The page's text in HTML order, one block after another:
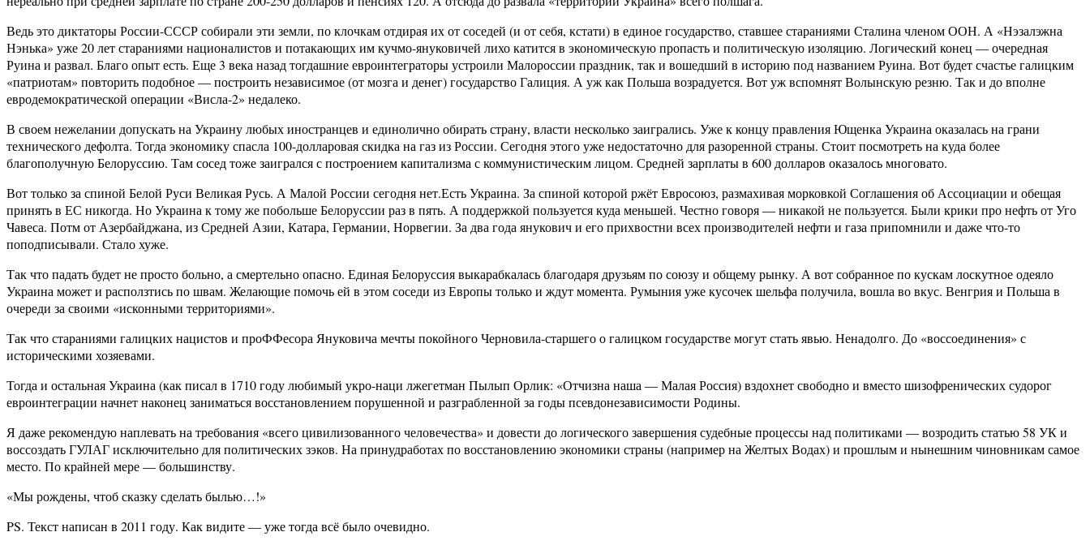
Ведь это диктаторы России-СССР собирали эти земли, по клочкам отдирая их от соседей (и от себя, кстати) в единое государство, ставшее стараниями Сталина членом ООН. А «Нэзалэжна
Нэнька» уже 20 лет стараниями националистов и потакающих им кучмо-януковичей лихо катится в экономическую пропасть и политическую изоляцию. Логический конец — очередная
Руина и развал. Благо опыт есть. Еще 3 века назад тогдашние евроинтеграторы устроили Малороссии праздник, так и вошедший в историю под названием Руина. Вот будет счастье галицким
«патриотам» повторить подобное — построить независимое (от мозга и денег) государство Галиция. А уж как Польша возрадуется. Вот уж вспомнят Волынскую резню. Так и до вполне
евродемократической операции «Висла-2» недалеко.
В своем нежелании допускать на Украину любых иностранцев и единолично обирать страну, власти несколько заигрались. Уже к концу правления Ющенка Украина оказалась на грани
технического дефолта. Тогда экономику спасла 100-долларовая скидка на газ из России. Сегодня этого уже недостаточно для разоренной страны. Стоит посмотреть на куда более
благополучную Белоруссию. Там сосед тоже заигрался с построением капитализма с коммунистическим лицом. Средней зарплаты в 600 долларов оказалось многовато.
Вот только за спиной Белой Руси Великая Русь. А Малой России сегодня нет.Есть Украина. За спиной которой ржёт Евросоюз, размахивая морковкой Соглашения об Ассоциации и обещая
принять в ЕС никогда. Но Украина к тому же побольше Белоруссии раз в пять. А поддержкой пользуется куда меньшей. Честно говоря — никакой не пользуется. Были крики про нефть от Уго
Чавеса. Потм от Азербайджана, из Средней Азии, Катара, Германии, Норвегии. За два года янукович и его прихвостни всех производителей нефти и газа припомнили и даже что-то
поподписывали. Стало хуже.
Так что падать будет не просто больно, а смертельно опасно. Единая Белоруссия выкарабкалась благодаря друзьям по союзу и общему рынку. А вот собранное по кускам лоскутное одеяло
Украина может и расползтись по швам. Желающие помочь ей в этом соседи из Европы только и ждут момента. Румыния уже кусочек шельфа получила, вошла во вкус. Венгрия и Польша в
очереди за своими «исконными территориями».
Так что стараниями галицких нацистов и проФФесора Януковича мечты покойного Черновила-старшего о галицком государстве могут стать явью. Ненадолго. До «воссоединения» с
историческими хозяевами.
Тогда и остальная Украина (как писал в 1710 году любимый укро-наци лжегетман Пылып Орлик: «Отчизна наша — Малая Россия) вздохнет свободно и вместо шизофренических судорог
евроинтеграции начнет наконец заниматься восстановлением порушенной и разграбленной за годы псевдонезависимости Родины.
Я даже рекомендую наплевать на требования «всего цивилизованного человечества» и довести до логического завершения судебные процессы над политиками — возродить статью 58 УК и
воссоздать ГУЛАГ исключительно для политических зэков. На принудработах по восстановлению экономики страны (например на Желтых Водах) и прошлым и нынешним чиновникам самое
место. По крайней мере — большинству.
«Мы рождены, чтоб сказку сделать былью…!»
PS. Текст написан в 2011 году. Как видите — уже тогда всё было очевидно.